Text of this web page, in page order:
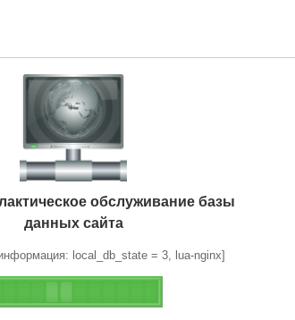
обслуживание базы
данных сайта
local_db_state = 3, lua-nginx]